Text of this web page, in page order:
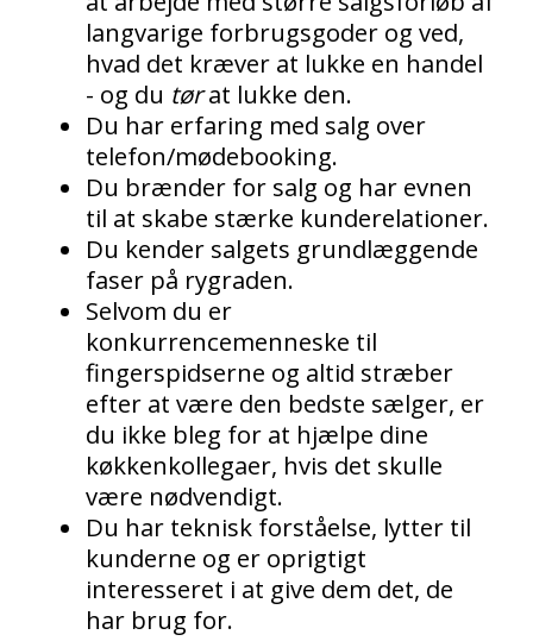
langvarige forbrugsgoder og ved,
hvad det kræver at lukke en handel
- og du tørat lukke den.
Du har erfaring med salg over
telefon/mødebooking.
Du brænder for salg og har evnen
til at skabe stærke kunderelationer.
Du kender salgets grundlæggende
faser på rygraden.
Selvom du er
konkurrencemenneske til
fingerspidserne og altid stræber
efter at være den bedste sælger, er
du ikke bleg for at hjælpe dine
køkkenkollegaer, hvis det skulle
være nødvendigt.
Du har teknisk forståelse, lytter til
kunderne og er oprigtigt
interesseret i at give dem det, de
har brug for.